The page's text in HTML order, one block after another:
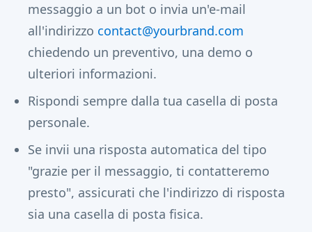
messaggio a un bot o invia un'e-mail
all'indirizzo contact@yourbrand.com
chiedendo un preventivo, una demo o
ulteriori informazioni.
Rispondi sempre dalla tua casella di posta
personale.
Se invii una risposta automatica del tipo
"grazie per il messaggio, ti contatteremo
presto", assicurati che l'indirizzo di risposta
sia una casella di posta fisica.